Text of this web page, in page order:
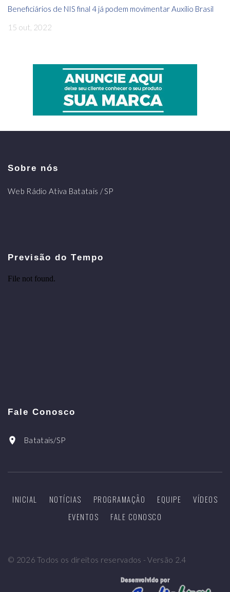
Beneficiários de NIS final 4 já podem movimentar Auxílio Brasil
15 out, 2022
Sobre nós
Web Rádio Ativa Batatais / SP
Previsão do Tempo
Fale Conosco
Batatais/SP
INICIAL NOTÍCIAS PROGRAMAÇÃO EQUIPE
VÍDEOS
EVENTOS
FALE CONOSCO
© 2026 Todos os direitos reservados - Versão 2.4